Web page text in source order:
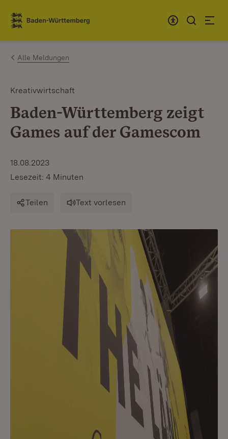
Zum Inhalt springen
Link zur Startseite
Alle Meldungen
Kreativwirtschaft
Baden-Württemberg zeigt
Games auf der Gamescom
18.08.2023
Lesezeit: 4 Minuten
Teilen Text vorlesen